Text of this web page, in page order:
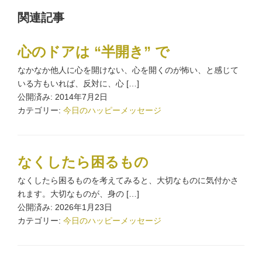
関連記事
心のドアは “半開き” で
なかなか他人に心を開けない、心を開くのが怖い、と感じて
いる方もいれば、反対に、心 […]
公開済み: 2014年7月2日
カテゴリー: 今日のハッピーメッセージ
なくしたら困るもの
なくしたら困るものを考えてみると、大切なものに気付かさ
れます。大切なものが、身の […]
公開済み: 2026年1月23日
カテゴリー: 今日のハッピーメッセージ